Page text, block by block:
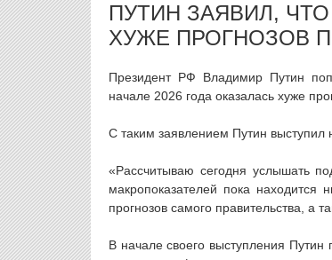
ПУТИН ЗАЯВИЛ,
ХУЖЕ ПРОГНОЗОВ
Президент РФ Владимир Путин
начале 2026 года оказалась хуже
С таким заявлением Путин выступил
«Рассчитываю сегодня услышать
макропоказателей пока
прогнозов самого правительства, а
В начале своего выступления